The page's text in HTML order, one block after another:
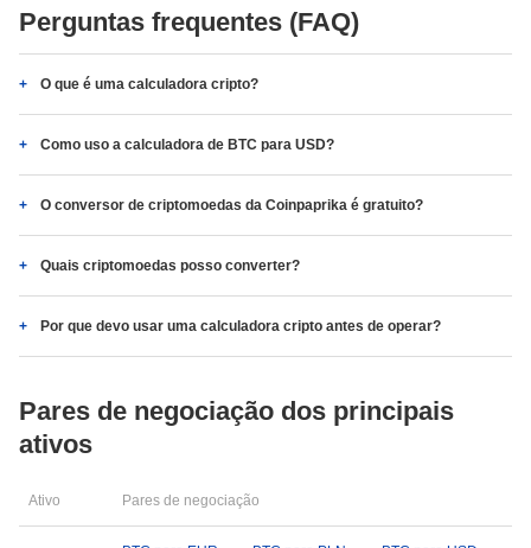
Perguntas frequentes (FAQ)
O que é uma calculadora cripto?
Como uso a calculadora de BTC para USD?
O conversor de criptomoedas da Coinpaprika é gratuito?
Quais criptomoedas posso converter?
Por que devo usar uma calculadora cripto antes de operar?
Pares de negociação dos principais
ativos
Ativo Pares de negociação